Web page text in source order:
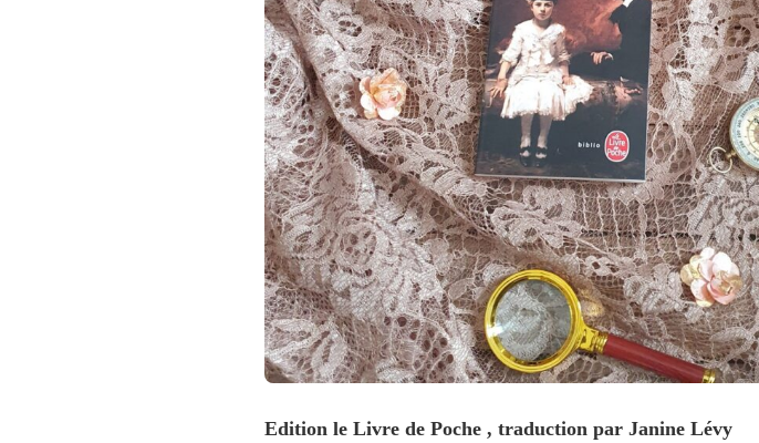
Edition le Livre de Poche , traduction par Janine Lévy